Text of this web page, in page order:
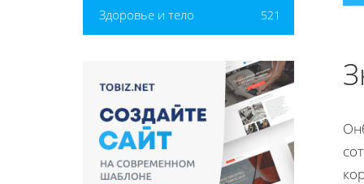
Здоровье и тело 521